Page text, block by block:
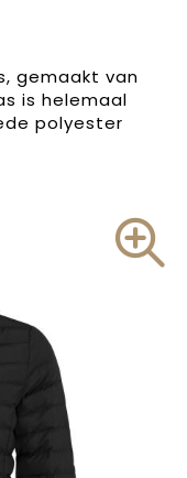
gemaakt van
is helemaal
polyester